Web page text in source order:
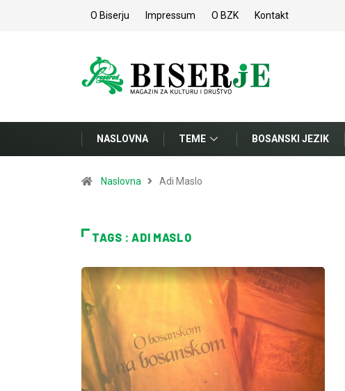
O Biserju Impressum O BZK Kontakt
NASLOVNA TEME BOSANSKI JEZIK
Naslovna Adi Maslo
TAGS : ADI MASLO